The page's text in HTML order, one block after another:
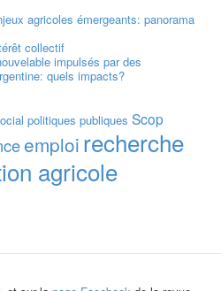
agricoles émergeants: panorama
collectif
impulsés par des
quels impacts?
politiques publiques Scop
emploi recherche
agricole